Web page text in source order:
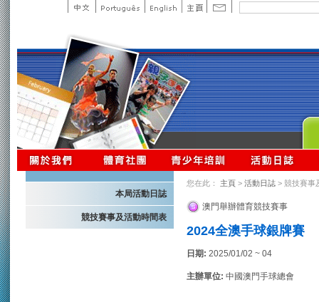
本局活動日誌
競技賽事及活動時間表
您在此： 主頁 > 活動日誌 > 競技賽事
澳門舉辦體育競技賽事
2024全澳手球銀牌賽
日期: 2025/01/02 ~ 04
主辦單位: 中國澳門手球總會